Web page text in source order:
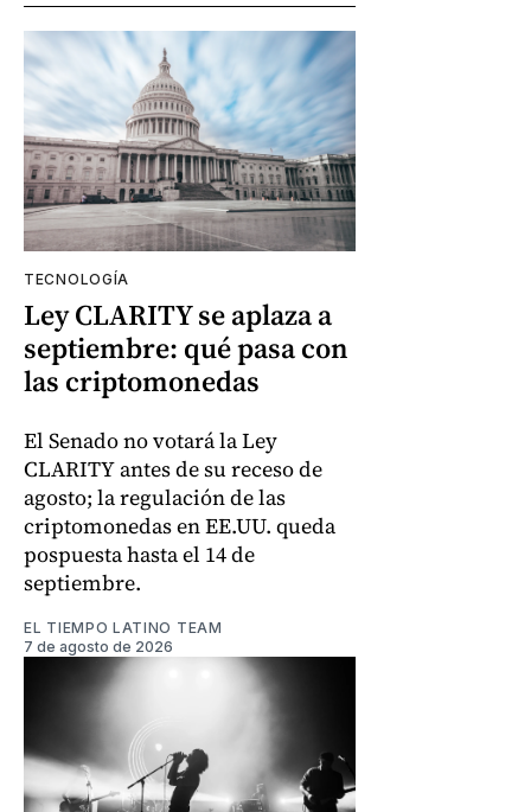
TECNOLOGÍA
Ley CLARITY se aplaza a
septiembre: qué pasa con
las criptomonedas
El Senado no votará la Ley
CLARITY antes de su receso de
agosto; la regulación de las
criptomonedas en EE.UU. queda
pospuesta hasta el 14 de
septiembre.
EL TIEMPO LATINO TEAM
7 de agosto de 2026